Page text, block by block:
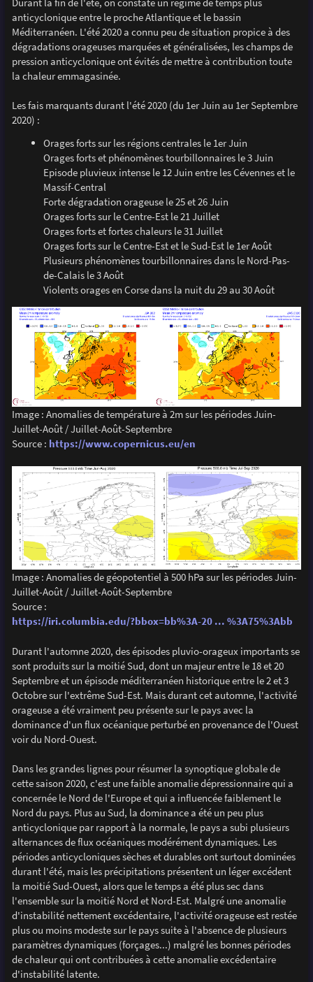
anticyclonique entre le proche Atlantique et le bassin
Méditerranéen. L'été 2020 a connu peu de situation propice à des
dégradations orageuses marquées et généralisées, les champs de
pression anticyclonique ont évités de mettre à contribution toute
la chaleur emmagasinée.
Les fais marquants durant l'été 2020 (du 1er Juin au 1er Septembre
2020) :
Orages forts sur les régions centrales le 1er Juin
Orages forts et phénomènes tourbillonnaires le 3 Juin
Episode pluvieux intense le 12 Juin entre les Cévennes et le
Massif-Central
Forte dégradation orageuse le 25 et 26 Juin
Orages forts sur le Centre-Est le 21 Juillet
Orages forts et fortes chaleurs le 31 Juillet
Orages forts sur le Centre-Est et le Sud-Est le 1er Août
Plusieurs phénomènes tourbillonnaires dans le Nord-Pas-
de-Calais le 3 Août
Violents orages en Corse dans la nuit du 29 au 30 Août
Image : Anomalies de température à 2m sur les périodes Juin-
Juillet-Août / Juillet-Août-Septembre
Source : https://www.copernicus.eu/en
Image : Anomalies de géopotentiel à 500 hPa sur les périodes Juin-
Juillet-Août / Juillet-Août-Septembre
Source :
https://iri.columbia.edu/?bbox=bb%3A-20 ... %3A75%3Abb
Durant l'automne 2020, des épisodes pluvio-orageux importants se
sont produits sur la moitié Sud, dont un majeur entre le 18 et 20
Septembre et un épisode méditerranéen historique entre le 2 et 3
Octobre sur l'extrême Sud-Est. Mais durant cet automne, l'activité
orageuse a été vraiment peu présente sur le pays avec la
dominance d'un flux océanique perturbé en provenance de l'Ouest
voir du Nord-Ouest.
Dans les grandes lignes pour résumer la synoptique globale de
cette saison 2020, c'est une faible anomalie dépressionnaire qui a
concernée le Nord de l'Europe et qui a influencée faiblement le
Nord du pays. Plus au Sud, la dominance a été un peu plus
anticyclonique par rapport à la normale, le pays a subi plusieurs
alternances de flux océaniques modérément dynamiques. Les
périodes anticycloniques sèches et durables ont surtout dominées
durant l'été, mais les précipitations présentent un léger excédent
la moitié Sud-Ouest, alors que le temps a été plus sec dans
l'ensemble sur la moitié Nord et Nord-Est. Malgré une anomalie
d'instabilité nettement excédentaire, l'activité orageuse est restée
plus ou moins modeste sur le pays suite à l'absence de plusieurs
paramètres dynamiques (forçages...) malgré les bonnes périodes
de chaleur qui ont contribuées à cette anomalie excédentaire
d'instabilité latente.